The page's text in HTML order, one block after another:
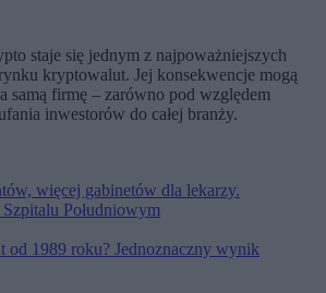
staje się jednym z najpoważniejszych
kryptowalut. Jej konsekwencje mogą
samą firmę – zarówno pod względem
inwestorów do całej branży.
więcej gabinetów dla lekarzy.
Południowym
od 1989 roku? Jednoznaczny wynik